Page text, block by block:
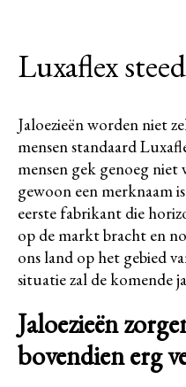
Luxaflex
Jaloezieën worden niet
mensen standaard
mensen gek genoeg
gewoon een merknaam
eerste fabrikant die
op de markt bracht en
ons land op het gebied
situatie zal de komende
Jaloezieën
bovendien erg